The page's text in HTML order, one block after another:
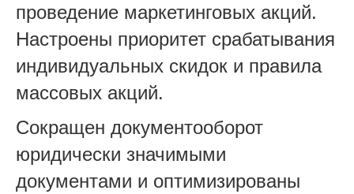
проведение маркетинговых акций.
Настроены приоритет срабатывания
индивидуальных скидок и правила
массовых акций.
Сокращен документооборот
юридически значимыми
документами и оптимизированы